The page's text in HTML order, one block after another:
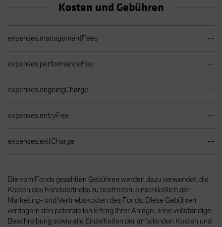
Kosten und Gebühren
expenses.managementFees --
expenses.performanceFee --
expenses.ongoingCharge --
expenses.entryFee --
expenses.exitCharge --
Die vom Fonds gezahlten Gebühren werden dazu verwendet, die
Kosten des Fondsbetriebs zu bestreiten, einschließlich der
Marketing- und Vertriebskosten des Fonds. Diese Gebühren
verringern den potenziellen Ertrag Ihrer Anlage. Eine vollständige
Beschreibung sowie alle Einzelheiten der anfallenden Kosten und